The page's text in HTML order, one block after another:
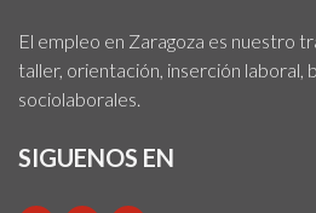
El empleo en Zaragoza es nuestro
taller, orientación, inserción laboral,
sociolaborales.
SIGUENOS EN